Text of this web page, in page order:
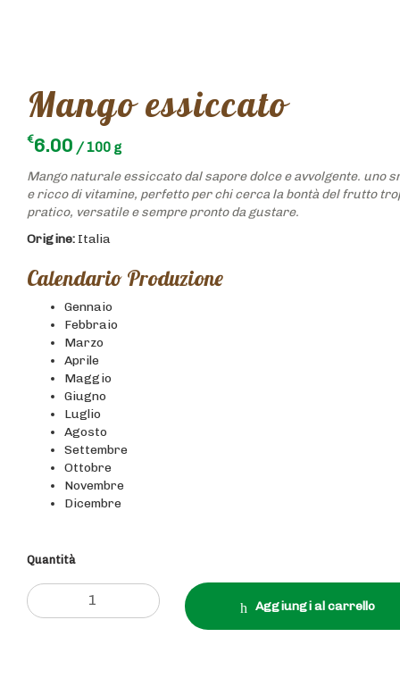
Mango essiccato
€6.00 / 100 g
Mango naturale essiccato dal sapore dolce e avvolgente. uno
e ricco di vitamine, perfetto per chi cerca la bontà del frutto
pratico, versatile e sempre pronto da gustare.
Origine: Italia
Calendario Produzione
Gennaio
Febbraio
Marzo
Aprile
Maggio
Giugno
Luglio
Agosto
Settembre
Ottobre
Novembre
Dicembre
Quantità
Aggiungi al carrello